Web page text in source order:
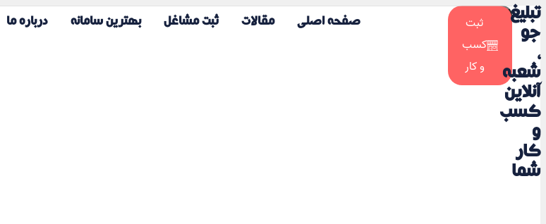
تبلیغ
جو
،
شعبه
آنلاین
کسب
و
کار
شما
ثبت
کسب
و کار
صفحه اصلی مقالات ثبت مشاغل بهترین سامانه درباره ما